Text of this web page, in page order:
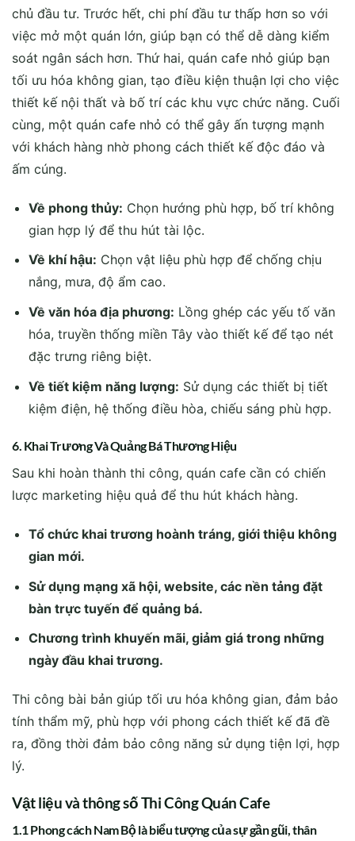
chủ đầu tư. Trước hết, chi phí đầu tư thấp hơn so với
việc mở một quán lớn, giúp bạn có thể dễ dàng kiểm
soát ngân sách hơn. Thứ hai, quán cafe nhỏ giúp bạn
tối ưu hóa không gian, tạo điều kiện thuận lợi cho việc
thiết kế nội thất và bố trí các khu vực chức năng. Cuối
cùng, một quán cafe nhỏ có thể gây ấn tượng mạnh
với khách hàng nhờ phong cách thiết kế độc đáo và
ấm cúng.
Về phong thủy: Chọn hướng phù hợp, bố trí không
gian hợp lý để thu hút tài lộc.
Về khí hậu: Chọn vật liệu phù hợp để chống chịu
nắng, mưa, độ ẩm cao.
Về văn hóa địa phương: Lồng ghép các yếu tố văn
hóa, truyền thống miền Tây vào thiết kế để tạo nét
đặc trưng riêng biệt.
Về tiết kiệm năng lượng: Sử dụng các thiết bị tiết
kiệm điện, hệ thống điều hòa, chiếu sáng phù hợp.
6. Khai Trương Và Quảng Bá Thương Hiệu
Sau khi hoàn thành thi công, quán cafe cần có chiến
lược marketing hiệu quả để thu hút khách hàng.
Tổ chức khai trương hoành tráng, giới thiệu không
gian mới.
Sử dụng mạng xã hội, website, các nền tảng đặt
bàn trực tuyến để quảng bá.
Chương trình khuyến mãi, giảm giá trong những
ngày đầu khai trương.
Thi công bài bản giúp tối ưu hóa không gian, đảm bảo
tính thẩm mỹ, phù hợp với phong cách thiết kế đã đề
ra, đồng thời đảm bảo công năng sử dụng tiện lợi, hợp
lý.
Vật liệu và thông số Thi Công Quán Cafe
1.1 Phong cách Nam Bộ là biểu tượng của sự gần gũi, thân